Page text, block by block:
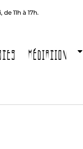
11h à 17h.
MÉDIATION